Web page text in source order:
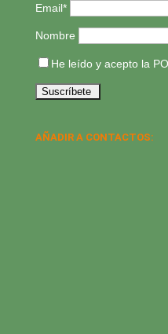
Email*
Nombre
He leído y acepto la
AÑADIR A CONTACTOS: